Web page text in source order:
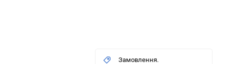
Замовлення.